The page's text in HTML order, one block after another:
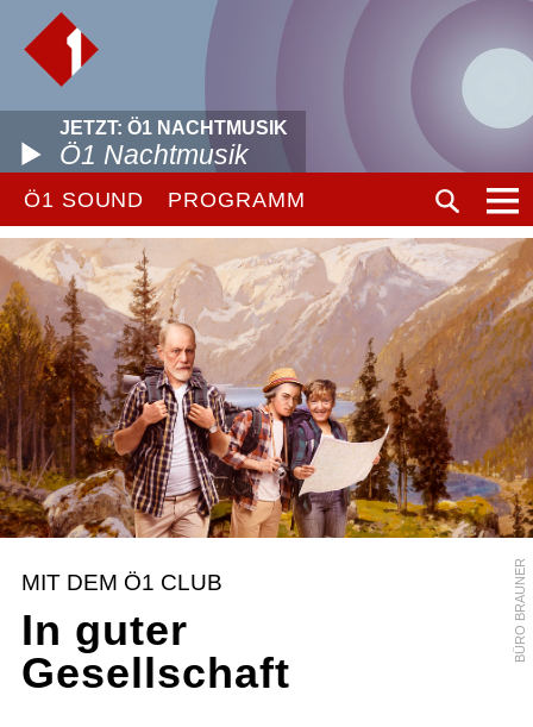
JETZT: Ö1 NACHTMUSIK
Ö1 Nachtmusik
Ö1 SOUND PROGRAMM
BÜRO BRAUNER
MIT DEM Ö1 CLUB
In guter
Gesellschaft